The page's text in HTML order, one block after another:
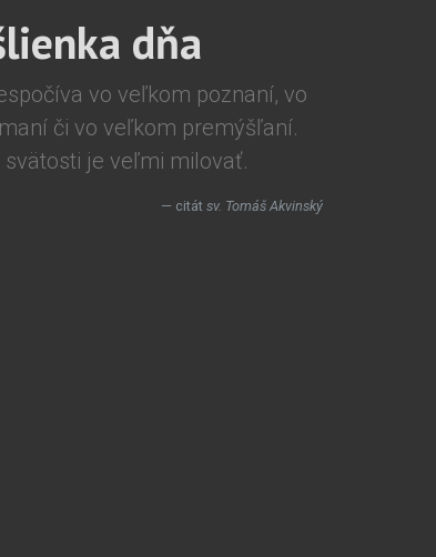
dňa
vo veľkom poznaní, vo
či vo veľkom premýšľaní.
je veľmi milovať.
citát sv. Tomáš Akvinský